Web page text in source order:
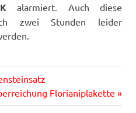
alarmiert. Auch diese
zwei Stunden leider
Florianiplakette